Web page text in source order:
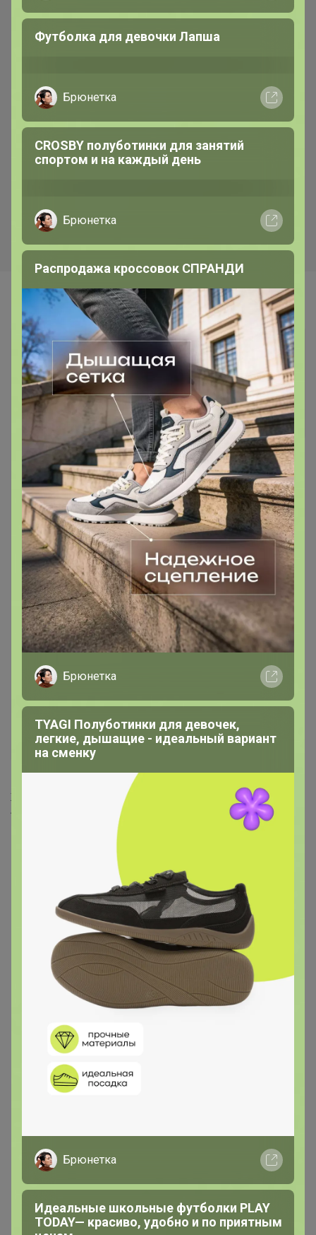
Самые желанные
1 806р
Женский 3D-бюстгальтер,
легкое бесшовное нижнее
белье пуш-ап с мягкой
560р
Бесшовные трусы AIRism
(трусы с обычной талией) В
НАЛИЧИИ 3XL 1шт 479198
Футболка для девочки Лапша
Брюнетка
CROSBY полуботинки для занятий
спортом и на каждый день
Брюнетка
Распродажа кроссовок СПРАНДИ
Брюнетка
TYAGI Полуботинки для девочек,
легкие, дышащие - идеальный вариант
на сменку
Брюнетка
Идеальные школьные футболки PLAY
TODAY— красиво, удобно и по приятным